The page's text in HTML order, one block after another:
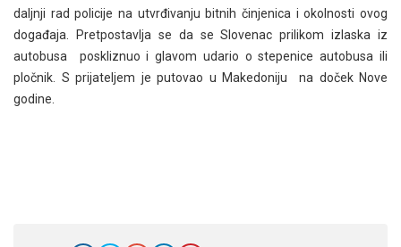
daljnji rad policije na utvrđivanju bitnih činjenica i okolnosti ovog
događaja. Pretpostavlja se da se Slovenac prilikom izlaska iz
autobusa poskliznuo i glavom udario o stepenice autobusa ili
pločnik. S prijateljem je putovao u Makedoniju na doček Nove
godine.